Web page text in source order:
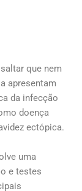
que nem
apresentam
da infecção
doença
ectópica.
uma
e testes